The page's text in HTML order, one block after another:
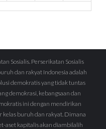
Sosialis. Perserikatan Sosialis
dan rakyat Indonesia adalah
demokratis yang tidak tuntas
demokrasi, kebangsaan dan
ini dengan mendirikan
buruh dan rakyat. Dimana
aset kapitalis akan diambilalih